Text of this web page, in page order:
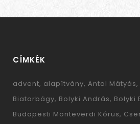
CÍMKÉK
advent alapítvány Antal Mátyás
Biatorbágy Bolyki András Bolyki
Budapesti Monteverdi Kórus